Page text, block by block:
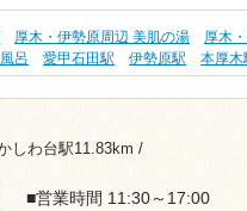
厚木・伊勢原周辺 美肌の湯
厚木
呂
愛甲石田駅 伊勢原駅 本厚木
しわ台駅11.83km /
■営業時間 11:30～17:00